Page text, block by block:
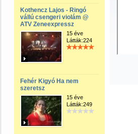
Kothencz Lajos - Ringó
vállú csengeri violám @
ATV Zeneexpressz
15 éve
Látták:224
Fehér Kigyó Ha nem
szeretsz
15 éve
Látták:249